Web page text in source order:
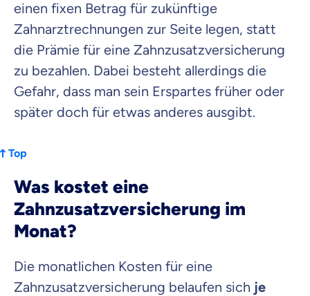
einen fixen Betrag für zukünftige
Zahnarztrechnungen zur Seite legen, statt
die Prämie für eine Zahnzusatzversicherung
zu bezahlen. Dabei besteht allerdings die
Gefahr, dass man sein Erspartes früher oder
später doch für etwas anderes ausgibt.
Top
Was kostet eine
Zahnzusatzversicherung im
Monat?
Die monatlichen Kosten für eine
Zahnzusatzversicherung belaufen sich je